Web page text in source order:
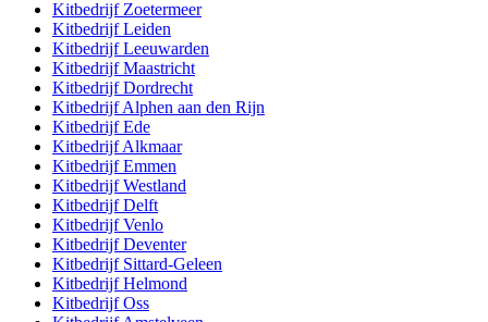
Kitbedrijf Zoetermeer
KitbedrijfLeiden
KitbedrijfLeeuwarden
KitbedrijfMaastricht
KitbedrijfDordrecht
KitbedrijfAlphen aan den Rijn
KitbedrijfEde
KitbedrijfAlkmaar
KitbedrijfEmmen
KitbedrijfWestland
KitbedrijfDelft
KitbedrijfVenlo
KitbedrijfDeventer
Kitbedrijf Sittard-Geleen
KitbedrijfHelmond
KitbedrijfOss